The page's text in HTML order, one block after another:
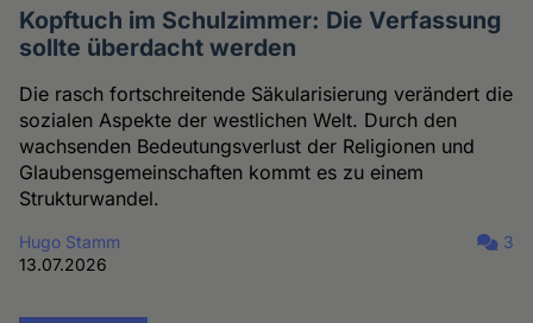
Kopftuch im Schulzimmer: Die Verfassung
sollte überdacht werden
Die rasch fortschreitende Säkularisierung verändert die
sozialen Aspekte der westlichen Welt. Durch den
wachsenden Bedeutungsverlust der Religionen und
Glaubensgemeinschaften kommt es zu einem
Strukturwandel.
Hugo Stamm
13.07.2026
3